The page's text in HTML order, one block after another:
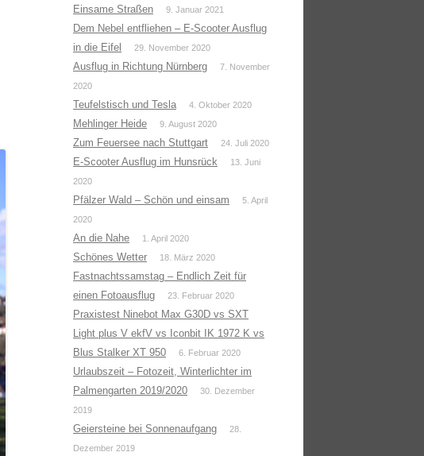
Einsame Straßen 9. Januar 2021
Dem Nebel entfliehen – E-Scooter Ausflug
in die Eifel
29. November 2020
Ausflug in Richtung Nürnberg
7. November
2020
Teufelstisch und Tesla 4. Oktober 2020
Mehlinger Heide 9. August 2020
Zum Feuersee nach Stuttgart 24. Juli 2020
E-Scooter Ausflug im Hunsrück
13. Juni
2020
Pfälzer Wald – Schön und einsam
5. April
2020
An die Nahe 1. April 2020
Schönes Wetter 18. März 2020
Fastnachtssamstag – Endlich Zeit für
einen Fotoausflug
23. Februar 2020
Praxistest Ninebot Max G30D vs SXT
Light plus V ekfV vs Iconbit IK 1972 K vs
Blus Stalker XT 950
6. Februar 2020
Urlaubszeit – Fotozeit, Winterlichter im
Palmengarten 2019/2020
30. Dezember
2019
Geiersteine bei Sonnenaufgang
28.
Dezember 2019